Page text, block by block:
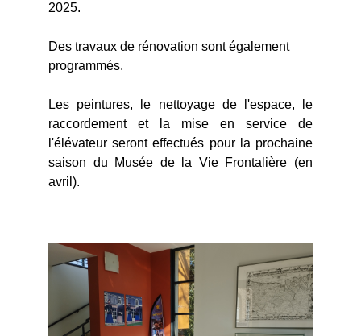
2025.
Des travaux de rénovation sont également
programmés.
Les peintures, le nettoyage de l'espace, le
raccordement et la mise en service de
l'élévateur seront effectués pour la prochaine
saison du Musée de la Vie Frontalière (en
avril).